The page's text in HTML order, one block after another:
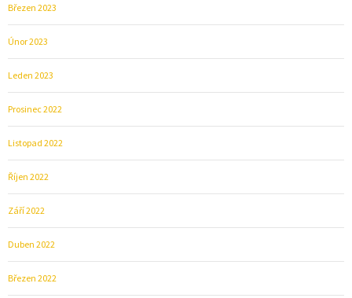
Březen 2023
Únor 2023
Leden 2023
Prosinec 2022
Listopad 2022
Říjen 2022
Září 2022
Duben 2022
Březen 2022